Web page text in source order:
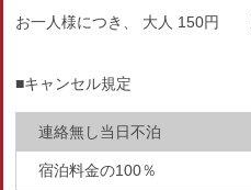
お一人様につき、 大人 150円
■キャンセル規定
連絡無し当日不泊
宿泊料金の100％